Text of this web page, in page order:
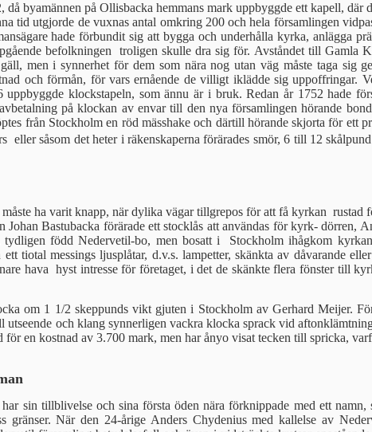
byamännen på Ollisbacka hemmans mark uppbyggde ett kapell,
tid utgjorde de vuxnas antal omkring 200 och hela församlingen
hade förbundit sig att bygga och underhålla kyrka, anlägga
befolkningen troligen skulle dra sig för. Avståndet till Gamla
men i synnerhet för dem som nära nog utan väg mås­te taga sig
och förmån, för vars ernå­ende de villigt iklädde sig uppoffrin­gar.
klockstapeln, som ännu är i bruk. Redan år 1752 hade
på klockan av envar till den nya för­samlingen hörande
från Stock­holm en röd mässhake och därtill hö­rande skjorta för ett
 eller såsom det heter i räkenskaperna förärades smör, 6 till 12
ha varit knapp, när dylika vägar tillgrepos för att få kyr­kan rustad
Bastubacka förärade ett stocklås att användas för kyrk- dörren,
född Nedervetil-bo, men bosatt i Stockholm ihågkom
tiotal messings ljusplåtar, d.v.s. lampetter, skänkta av dåvarande
hava hyst intresse för företaget, i det de skänkte flera fönster till
om 1 1/2 skeppunds vikt gju­ten i Stockholm av Gerhard Meijer.
och klang synnerligen vackra klocka sprack vid
en kost­nad av 3.700 mark, men har ånyo vi­sat tecken till spricka,
sin tillblivelse och sina första öden nära förknippade med ett
gränser. När den 24-årige Anders Chydenius med kallelse av